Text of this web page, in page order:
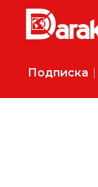
Подписка